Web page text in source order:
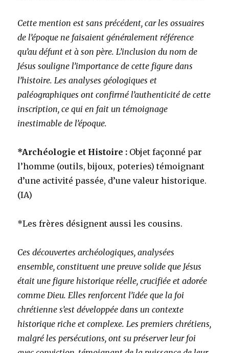
Cette mention est sans précédent, car les ossuaires
de l’époque ne faisaient généralement référence
qu’au défunt et à son père. L’inclusion du nom de
Jésus souligne l’importance de cette figure dans
l’histoire. Les analyses géologiques et
paléographiques ont confirmé l’authenticité de cette
inscription, ce qui en fait un témoignage
inestimable de l’époque.
*Archéologie et Histoire : Objet façonné par
l’homme (outils, bijoux, poteries) témoignant
d’une activité passée, d’une valeur historique.
(IA)
*Les frères désignent aussi les cousins.
Ces découvertes archéologiques, analysées
ensemble, constituent une preuve solide que Jésus
était une figure historique réelle, crucifiée et adorée
comme Dieu. Elles renforcent l’idée que la foi
chrétienne s’est développée dans un contexte
historique riche et complexe. Les premiers chrétiens,
malgré les persécutions, ont su préserver leur foi